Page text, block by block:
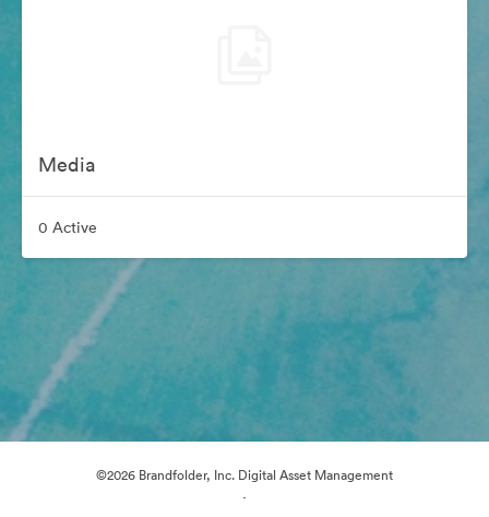
Media
0 Active
©2026 Brandfolder, Inc. Digital Asset Management
·